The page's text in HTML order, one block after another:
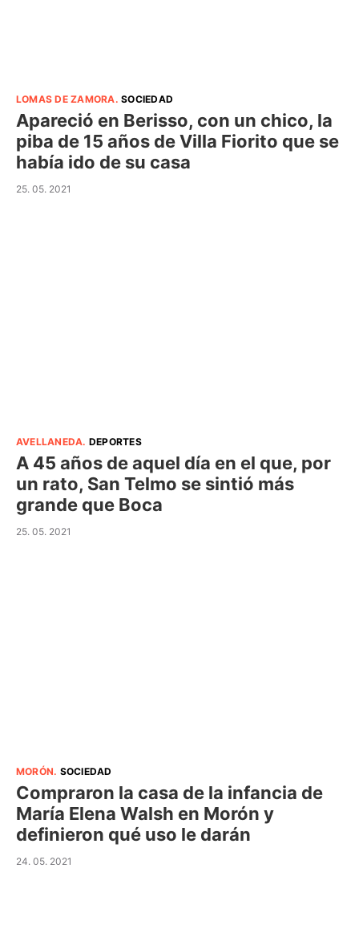
LOMAS DE ZAMORA.SOCIEDAD
Apareció en Berisso, con un chico, la
piba de 15 años de Villa Fiorito que se
había ido de su casa
25. 05. 2021
AVELLANEDA. DEPORTES
A 45 años de aquel día en el que, por
un rato, San Telmo se sintió más
grande que Boca
25. 05. 2021
MORÓN. SOCIEDAD
Compraron la casa de la infancia de
María Elena Walsh en Morón y
definieron qué uso le darán
24. 05. 2021